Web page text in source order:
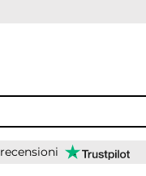
recensioni